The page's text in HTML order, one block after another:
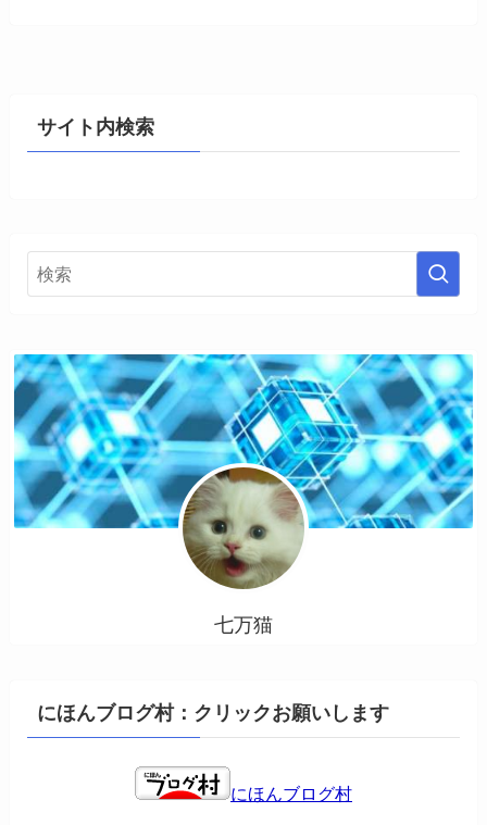
サイト内検索
七万猫
にほんブログ村：クリックお願いします
にほんブログ村